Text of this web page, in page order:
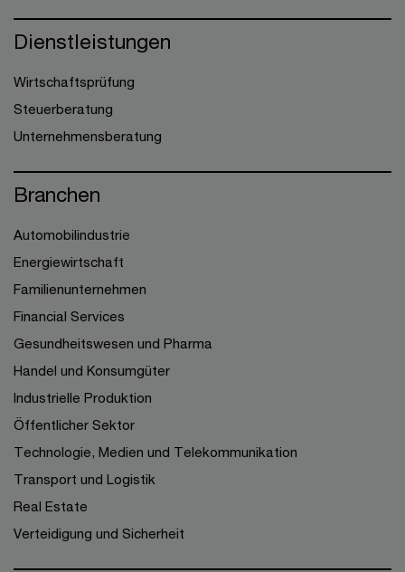
Dienstleistungen
Wirtschaftsprüfung
Steuerberatung
Unternehmensberatung
Branchen
Automobilindustrie
Energiewirtschaft
Familienunternehmen
Financial Services
Gesundheitswesen und Pharma
Handel und Konsumgüter
Industrielle Produktion
Öffentlicher Sektor
Technologie, Medien und Telekommunikation
Transport und Logistik
Real Estate
Verteidigung und Sicherheit